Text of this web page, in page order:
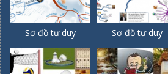
Sơ đồ tư duy Sơ đồ tư duy